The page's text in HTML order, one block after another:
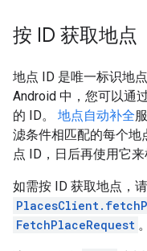
按 ID 获取地点
地点 ID 是唯一标识地
Android 中，您可以通
的 ID。 地点自动补全
滤条件相匹配的每个地
点 ID，日后再使用它
如需按 ID 获取地点，
FetchPlaceRequest 。